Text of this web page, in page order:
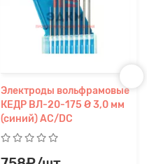
Электроды вольфрамовые
КЕДР ВЛ-20-175 Ø 3,0 мм
(синий) AC/DC